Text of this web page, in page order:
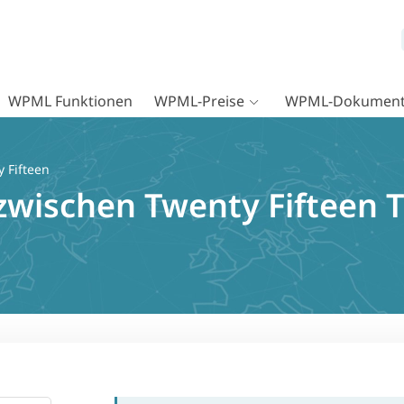
WPML Funktionen WPML-Preise WPML-
Fifteen
Twenty Fifteen